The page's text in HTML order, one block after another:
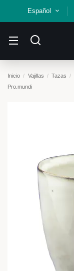
Español
Inicio Vajillas Tazas
Pro.mundi